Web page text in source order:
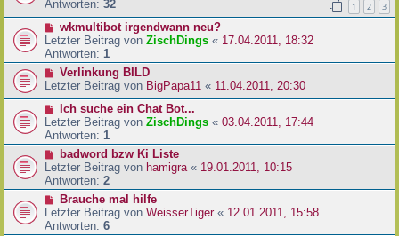
Antworten: 32 1 2 3
wkmultibot irgendwann neu?
Letzter Beitrag von ZischDings « 17.04.2011, 18:32
Antworten: 1
Verlinkung BILD
Letzter Beitrag von BigPapa11 « 11.04.2011, 20:30
Ich suche ein Chat Bot...
Letzter Beitrag von ZischDings « 03.04.2011, 17:44
Antworten: 1
badword bzw Ki Liste
Letzter Beitrag von hamigra « 19.01.2011, 10:15
Antworten: 2
Brauche mal hilfe
Letzter Beitrag von WeisserTiger« 12.01.2011, 15:58
Antworten: 6